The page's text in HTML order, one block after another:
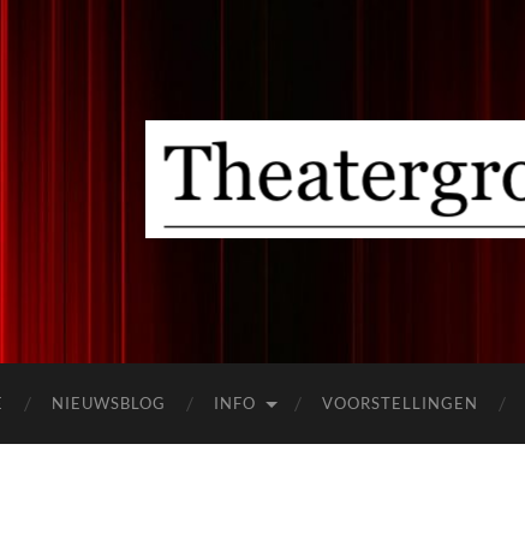
NIEUWSBLOG INFO VOORSTELLINGEN